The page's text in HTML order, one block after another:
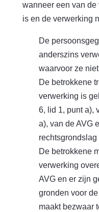
wanneer een van
is en de verwerking
De
anderszins
waarvoor ze
De betrokkene
verwerking is
6, lid 1, punt a),
a), van de AVG
De betrokkene
verwerking
AVG en er zijn
gronden voor
maakt bezwaar